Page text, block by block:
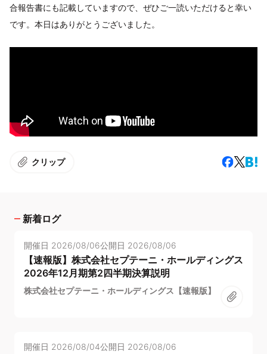
合報告書にも記載していますので、ぜひご一読いただけると幸い
です。本日はありがとうございました。
クリップ
新着ログ
開催日 2026/08/06公開日 2026/08/06
【速報版】株式会社セプテーニ・ホールディングス
2026年12月期第2四半期決算説明
株式会社セプテーニ・ホールディングス【速報版】
開催日 2026/08/04公開日 2026/08/06